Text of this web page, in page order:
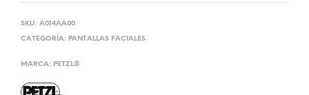
SKU: A014AA00
CATEGORÍA: PANTALLAS FACIALES
MARCA: PETZL®